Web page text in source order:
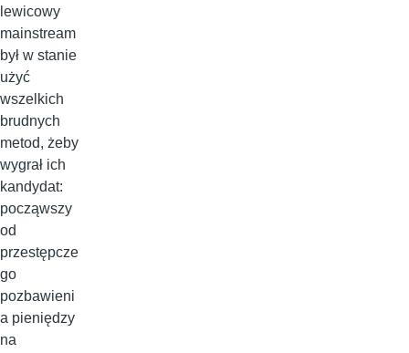
lewicowy
mainstream
był w stanie
użyć
wszelkich
brudnych
metod, żeby
wygrał ich
kandydat:
począwszy
od
przestępcze
go
pozbawieni
a pieniędzy
na